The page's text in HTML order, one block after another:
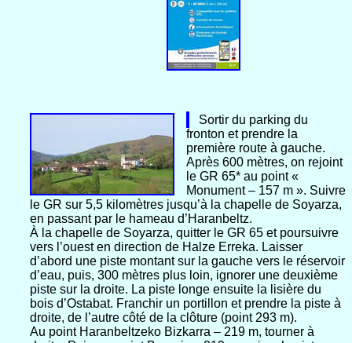
Sortir du parking du
fronton et prendre la
première route à gauche.
Après 600 mètres, on rejoint
le GR 65* au point «
Monument – 157 m ». Suivre
le GR sur 5,5 kilomètres jusqu’à la chapelle de Soyarza,
en passant par le hameau d’Haranbeltz.
À la chapelle de Soyarza, quitter le GR 65 et poursuivre
vers l’ouest en direction de Halze Erreka. Laisser
d’abord une piste montant sur la gauche vers le réservoir
d’eau, puis, 300 mètres plus loin, ignorer une deuxième
piste sur la droite. La piste longe ensuite la lisière du
bois d’Ostabat. Franchir un portillon et prendre la piste à
droite, de l’autre côté de la clôture (point 293 m).
Au point Haranbeltzeko Bizkarra – 219 m, tourner à